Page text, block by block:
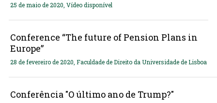
25 de maio de 2020, Vídeo disponível
Conference “The future of Pension Plans in
Europe”
28 de fevereiro de 2020, Faculdade de Direito da Universidade de Lisboa
Conferência "O último ano de Trump?"